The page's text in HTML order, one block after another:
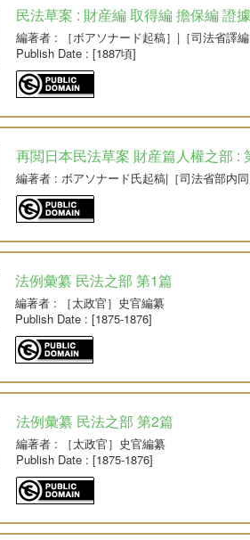
民法草案 : 財産編 取得編 擔保編 證
編著者: ［ボアソナード起稿］|［司法省譯
Publish Date: [1887頃]
再閲日本民法草案 財産篇人權之部 :
編著者: ボアソナード氏起稿|［司法省部内
法例彙纂 民法之部 第1篇
編著者: ［太政官］史官編纂
Publish Date: [1875-1876]
法例彙纂 民法之部 第2篇
編著者: ［太政官］史官編纂
Publish Date: [1875-1876]